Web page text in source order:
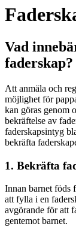
Vad
faderskap?
Att anmäla och
möjlighet för
kan göras genom
bekräftelse av
faderskapsintyg
bekräfta
1. Bekräfta
Innan barnet föds
att fylla i en
avgörande för att
gentemot barnet.